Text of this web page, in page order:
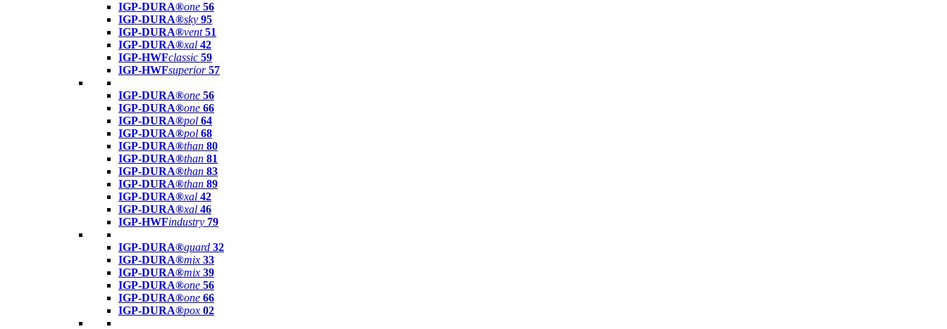
IGP-DURA®one 56
IGP-DURA®sky 95
IGP-DURA®vent 51
IGP-DURA®xal 42
IGP-HWFclassic 59
IGP-HWFsuperior 57
IGP-DURA®one 56
IGP-DURA®one 66
IGP-DURA®pol 64
IGP-DURA®pol 68
IGP-DURA®than 80
IGP-DURA®than 81
IGP-DURA®than 83
IGP-DURA®than 89
IGP-DURA®xal 42
IGP-DURA®xal 46
IGP-HWFindustry 79
IGP-DURA®guard 32
IGP-DURA®mix 33
IGP-DURA®mix 39
IGP-DURA®one 56
IGP-DURA®one 66
IGP-DURA®pox 02